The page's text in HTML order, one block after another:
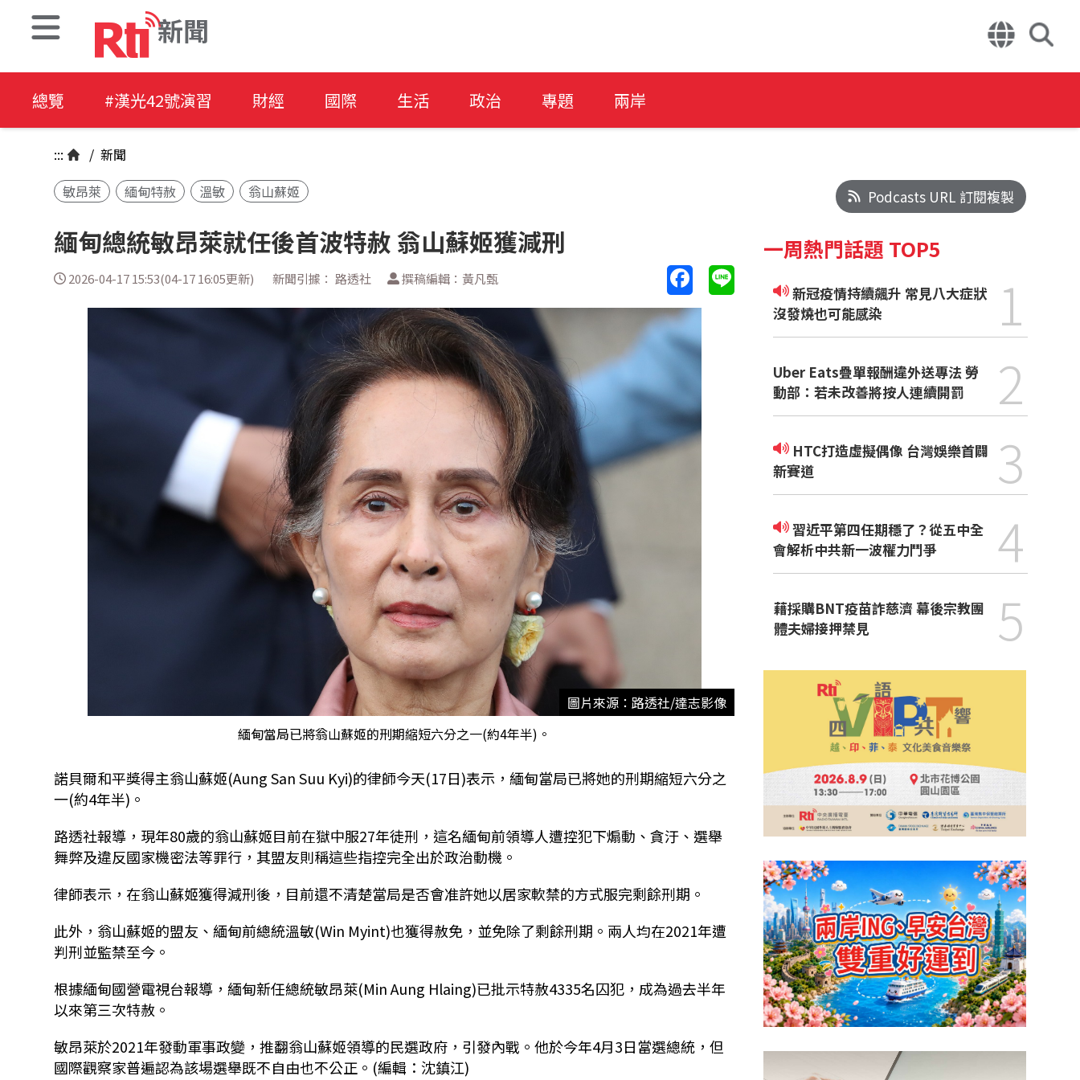
新聞
總覽 #漢光42號演習 財經 國際 生活 政治 專題 兩岸
::: / 新聞
敏昂萊
緬甸特赦 溫敏 翁山蘇姬
緬甸總統敏昂萊就任後首波特赦 翁山蘇姬獲減刑
2026-04-17 15:53(04-17 16:05更新) 新聞引據： 路透社 撰稿編輯：黃凡甄
圖片來源：路透社/達志影像
緬甸當局已將翁山蘇姬的刑期縮短六分之一(約4年半)。
諾貝爾和平獎得主翁山蘇姬(Aung San Suu Kyi)的律師今天(17日)表示，緬甸當局已將她的刑期縮短六分之
一(約4年半)。
路透社報導，現年80歲的翁山蘇姬目前在獄中服27年徒刑，這名緬甸前領導人遭控犯下煽動、貪汙、選舉
舞弊及違反國家機密法等罪行，其盟友則稱這些指控完全出於政治動機。
律師表示，在翁山蘇姬獲得減刑後，目前還不清楚當局是否會准許她以居家軟禁的方式服完剩餘刑期。
此外，翁山蘇姬的盟友、緬甸前總統溫敏(Win Myint)也獲得赦免，並免除了剩餘刑期。兩人均在2021年遭
判刑並監禁至今。
根據緬甸國營電視台報導，緬甸新任總統敏昂萊(Min Aung Hlaing)已批示特赦4335名囚犯，成為過去半年
以來第三次特赦。
敏昂萊於2021年發動軍事政變，推翻翁山蘇姬領導的民選政府，引發內戰。他於今年4月3日當選總統，但
國際觀察家普遍認為該場選舉既不自由也不公正。(編輯：沈鎮江)
Podcasts URL 訂閱複製
一周熱門話題 TOP5
新冠疫情持續飆升 常見八大症狀
沒發燒也可能感染
1
Uber Eats疊單報酬違外送專法 勞
動部：若未改善將按人連續開罰
2
新賽道
3
習近平第四任期穩了？從五中全
會解析中共新一波權力鬥爭
4
藉採購BNT疫苗詐慈濟 幕後宗教團
體夫婦接押禁見
5